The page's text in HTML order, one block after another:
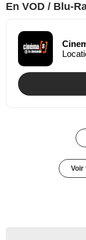
En VOD / Blu-
Voir